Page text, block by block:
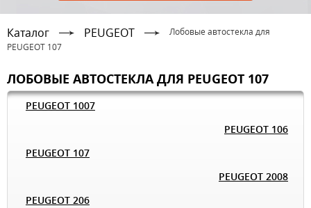
Каталог PEUGEOT
Лобовые автостекла для
PEUGEOT 107
ЛОБОВЫЕ АВТОСТЕКЛА ДЛЯ PEUGEOT 107
PEUGEOT 1007
PEUGEOT 106
PEUGEOT 107
PEUGEOT 2008
PEUGEOT 206